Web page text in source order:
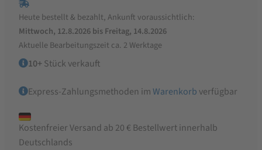
Natur
Menge
Heute bestellt & bezahlt, Ankunft voraussichtlich:
Mittwoch, 12.8.2026 bis Freitag, 14.8.2026
Aktuelle Bearbeitungszeit ca. 2 Werktage
10+Stück verkauft
Express-Zahlungsmethoden imWarenkorb verfügbar
Kostenfreier Versand ab 20 € Bestellwert innerhalb
Deutschlands